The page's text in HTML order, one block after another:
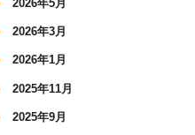
2026年5月
2026年3月
2026年1月
2025年11月
2025年9月